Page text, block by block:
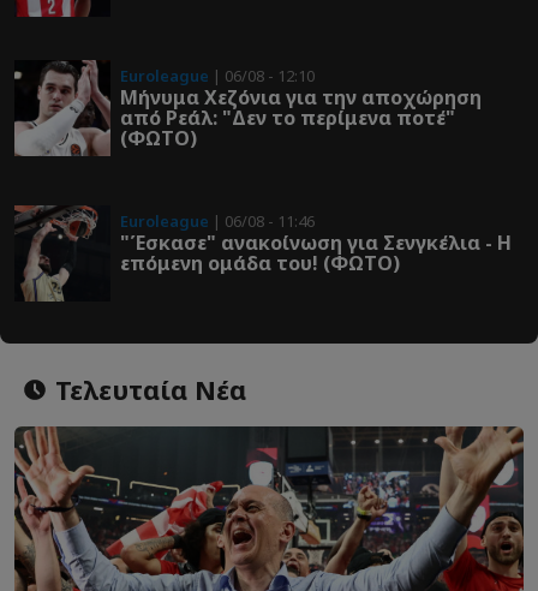
Euroleague | 06/08 - 12:10
Μήνυμα Χεζόνια για την αποχώρηση
από Ρεάλ: "Δεν το περίμενα ποτέ"
(ΦΩΤΟ)
Euroleague | 06/08 - 11:46
"Έσκασε" ανακοίνωση για Σενγκέλια - Η
επόμενη ομάδα του! (ΦΩΤΟ)
Τελευταία Νέα